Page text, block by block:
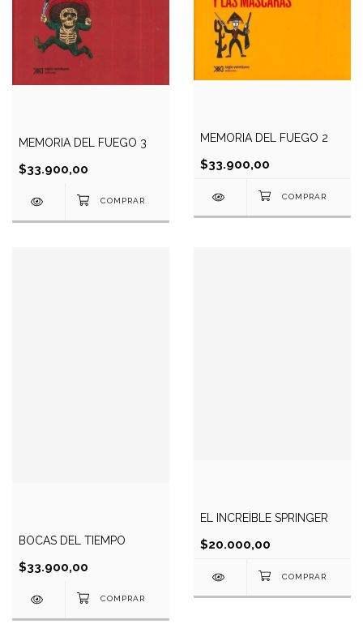
MEMORIA DEL FUEGO 3
$33.900,00
MEMORIA DEL FUEGO 2
$33.900,00
BOCAS DEL TIEMPO
$33.900,00
EL INCREÍBLE SPRINGER
$20.000,00